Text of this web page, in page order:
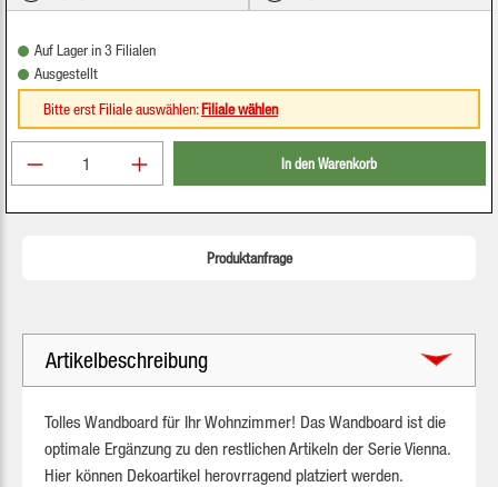
Auf Lager in 3 Filialen
Ausgestellt
Bitte erst Filiale auswählen:Filiale wählen
Produkt Anzahl: Gib den gewünschten Wert ein
In den Warenkorb
Produktanfrage
Artikelbeschreibung
Tolles Wandboard für Ihr Wohnzimmer! Das Wandboard ist die
optimale Ergänzung zu den restlichen Artikeln der Serie Vienna.
Hier können Dekoartikel herovrragend platziert werden.